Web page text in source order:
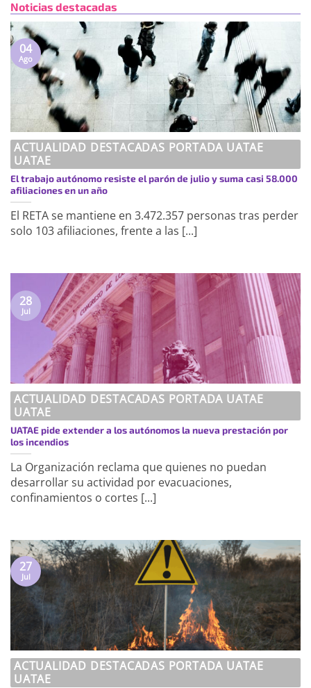
Noticias destacadas
ACTUALIDAD DESTACADAS PORTADA UATAE
UATAE
El trabajo autónomo resiste el parón de julio y suma casi 58.000
afiliaciones en un año
El RETA se mantiene en 3.472.357 personas tras perder
solo 103 afiliaciones, frente a las [...]
04
Ago
ACTUALIDAD DESTACADAS PORTADA UATAE
UATAE
UATAE pide extender a los autónomos la nueva prestación por
los incendios
La Organización reclama que quienes no puedan
desarrollar su actividad por evacuaciones,
confinamientos o cortes [...]
28
Jul
ACTUALIDAD DESTACADAS PORTADA UATAE
UATAE
27
Jul